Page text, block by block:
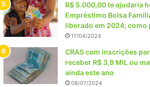
R$ 5.000,00 te ajudaria
Empréstimo Bolsa
liberado em 2024; como
17/04/2024
CRAS com inscrições
receber R$ 3,9 MIL ou
ainda este ano
08/07/2024